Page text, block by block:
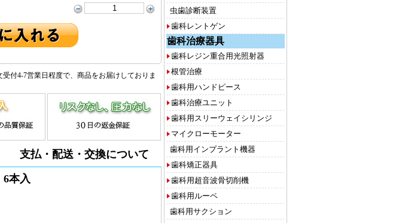
虫歯診断装置
歯科レントゲン
歯科治療器具
歯科レジン重合用光照射器
根管治療
歯科用ハンドピース
歯科治療ユニット
歯科用スリーウェイシリンジ
マイクローモーター
歯科用インプラント機器
歯科矯正器具
歯科用超音波骨切削機
歯科用ルーペ
歯科用サクション
付4-7営業日程度で、商品をお届けしておりま
支払・配送・交換について
本入